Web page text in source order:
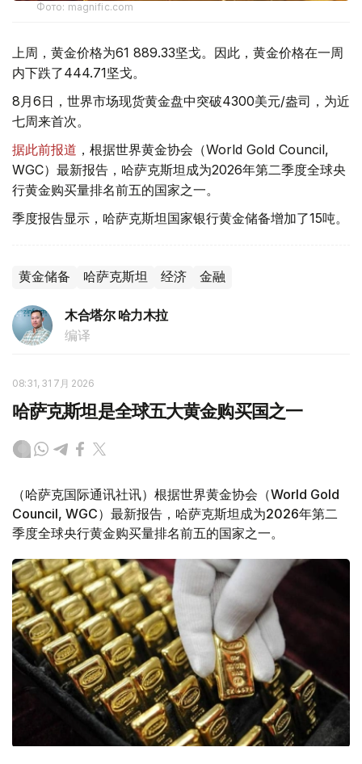
Фото: magnific.com
上周，黄金价格为61 889.33坚戈。因此，黄金价格在一周
内下跌了444.71坚戈。
8月6日，世界市场现货黄金盘中突破4300美元/盎司，为近
七周来首次。
据此前报道 ，根据世界黄金协会（World Gold Council,
WGC）最新报告，哈萨克斯坦成为2026年第二季度全球央
行黄金购买量排名前五的国家之一。
季度报告显示，哈萨克斯坦国家银行黄金储备增加了15吨。
黄金储备 哈萨克斯坦 经济 金融
木合塔尔 哈力木拉
编译
08:31, 31 7月 2026
哈萨克斯坦是全球五大黄金购买国之一
（哈萨克国际通讯社讯）根据世界黄金协会（World Gold
Council, WGC）最新报告，哈萨克斯坦成为2026年第二
季度全球央行黄金购买量排名前五的国家之一。